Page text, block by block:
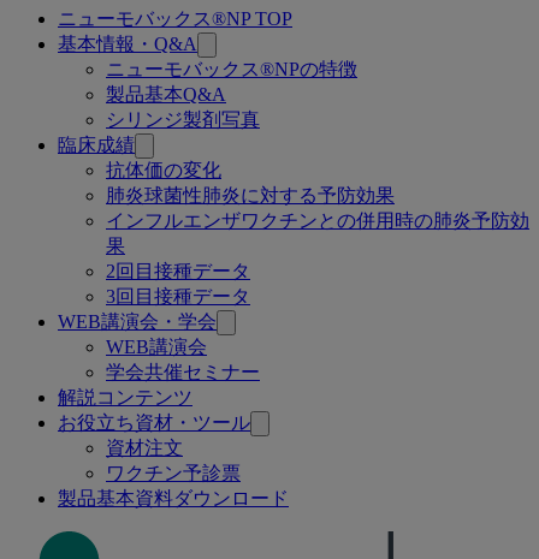
ニューモバックス®NP TOP
基本情報・Q&A
ニューモバックス®NPの特徴
製品基本Q&A
シリンジ製剤写真
臨床成績
抗体価の変化
肺炎球菌性肺炎に対する予防効果
インフルエンザワクチンとの併用時の肺炎予防効
果
2回目接種データ
3回目接種データ
WEB講演会・学会
WEB講演会
学会共催セミナー
解説コンテンツ
お役立ち資材・ツール
資材注文
ワクチン予診票
製品基本資料ダウンロード